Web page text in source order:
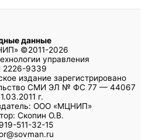
данные
©2011-2026
управления
2226-9339
издание зарегистрировано
СМИ ЭЛ № ФС 77 — 44067
г.
ООО «МЦНИП»
Скопин О.В.
511-32-15